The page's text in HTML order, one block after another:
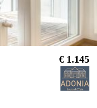
€ 1.145